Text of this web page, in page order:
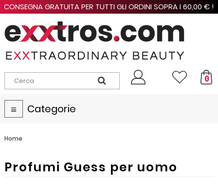
CONSEGNA GRATUITA PER TUTTI GLI ORDINI SOPRA I 60,00 € !
0
Navigazione
Toggle
Categorie
Home
Profumi Guess per uomo